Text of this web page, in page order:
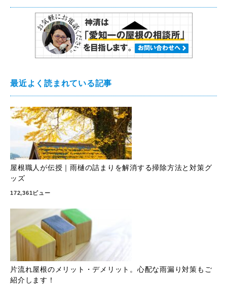
最近よく読まれている記事
屋根職人が伝授｜雨樋の詰まりを解消する掃除方法と対策グ
ッズ
172,361ビュー
片流れ屋根のメリット・デメリット。心配な雨漏り対策もご
紹介します！